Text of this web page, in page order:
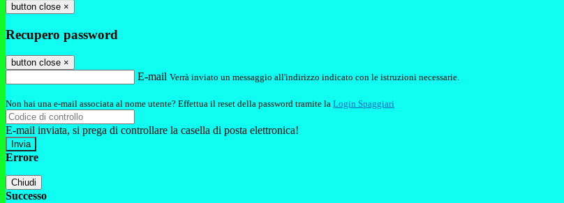
button close ×
Recupero password
button close ×
E-mail Verrà inviato un messaggio all'indirizzo indicato con le istruzioni necessarie.
Non hai una e-mail associata al nome utente? Effettua il reset della password tramite la Login Spaggiari
E-mail inviata, si prega di controllare la casella di posta elettronica!
Errore
Chiudi
Successo